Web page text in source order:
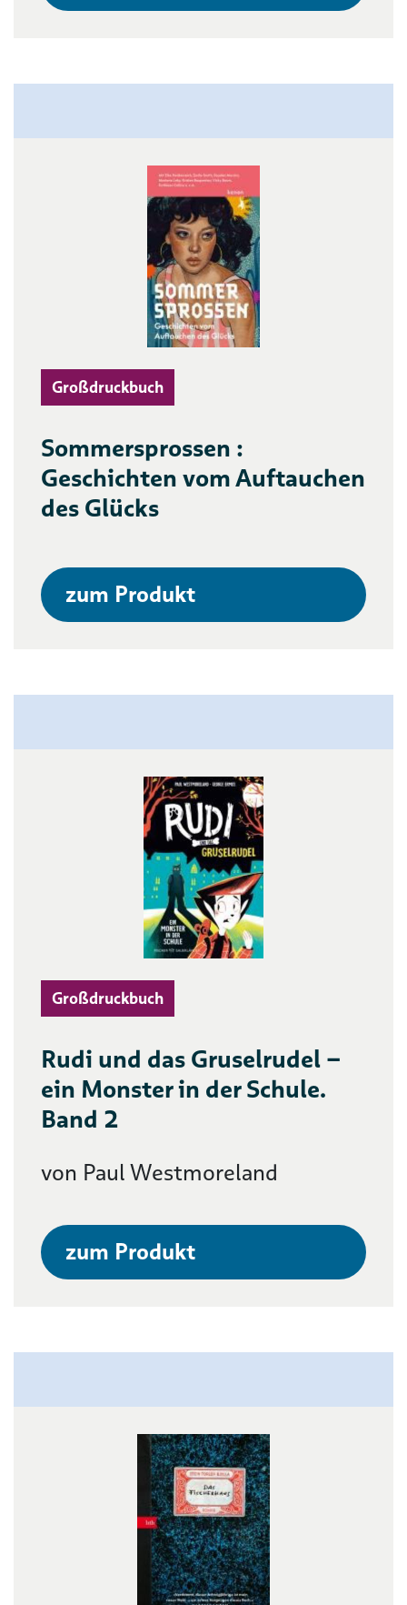
Großdruckbuch
Sommersprossen :
Geschichten vom Auftauchen
des Glücks
zum Produkt
Großdruckbuch
Rudi und das Gruselrudel –
ein Monster in der Schule.
Band 2
von Paul Westmoreland
zum Produkt